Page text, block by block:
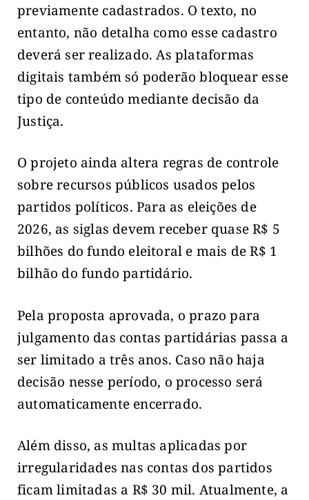
previamente cadastrados. O texto, no
entanto, não detalha como esse cadastro
deverá ser realizado. As plataformas
digitais também só poderão bloquear esse
tipo de conteúdo mediante decisão da
Justiça.
O projeto ainda altera regras de controle
sobre recursos públicos usados pelos
partidos políticos. Para as eleições de
2026, as siglas devem receber quase R$ 5
bilhões do fundo eleitoral e mais de R$ 1
bilhão do fundo partidário.
Pela proposta aprovada, o prazo para
julgamento das contas partidárias passa a
ser limitado a três anos. Caso não haja
decisão nesse período, o processo será
automaticamente encerrado.
Além disso, as multas aplicadas por
irregularidades nas contas dos partidos
ficam limitadas a R$ 30 mil. Atualmente, a